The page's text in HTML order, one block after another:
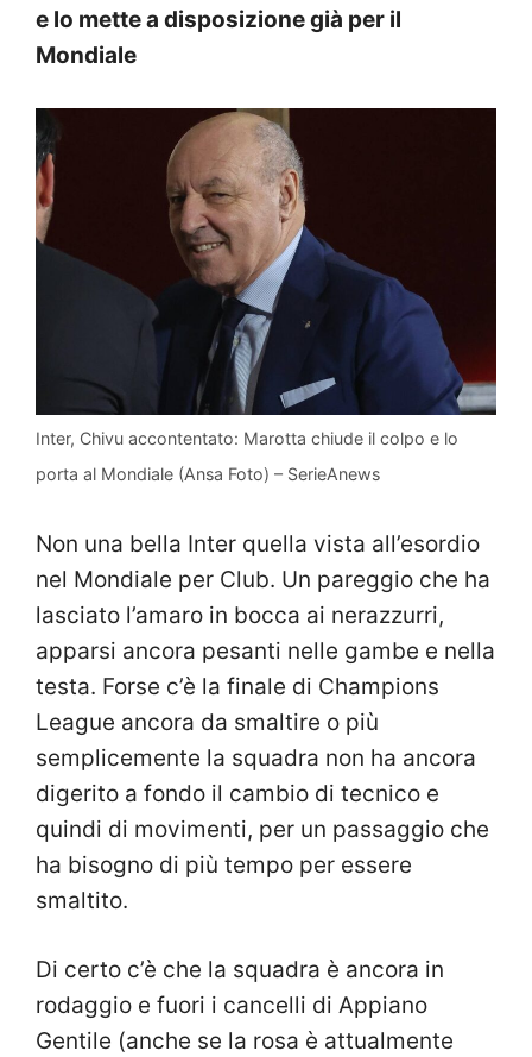
e lo mette a disposizione già per il
Mondiale
Inter, Chivu accontentato: Marotta chiude il colpo e lo
porta al Mondiale (Ansa Foto) – SerieAnews
Non una bella Inter quella vista all’esordio
nel Mondiale per Club. Un pareggio che ha
lasciato l’amaro in bocca ai nerazzurri,
apparsi ancora pesanti nelle gambe e nella
testa. Forse c’è la finale di Champions
League ancora da smaltire o più
semplicemente la squadra non ha ancora
digerito a fondo il cambio di tecnico e
quindi di movimenti, per un passaggio che
ha bisogno di più tempo per essere
smaltito.
Di certo c’è che la squadra è ancora in
rodaggio e fuori i cancelli di Appiano
Gentile (anche se la rosa è attualmente